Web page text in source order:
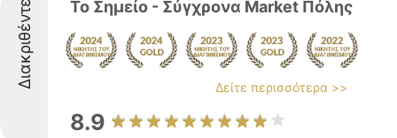
Διακριθέντες Το Σημείο - Σύγχρονα Market Πόλης
Δείτε περισσότερα >>
8.9